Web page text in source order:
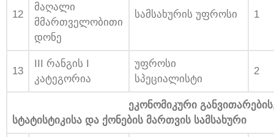
12
მაღალი
მმართველობითი
დონე
სამსახურის უფროსი 1
13
III რანგის I
კატეგორია
უფროსი
სპეციალისტი
2
ეკონომიკური
სტატისტიკისა და ქონების მართვის სამსახური